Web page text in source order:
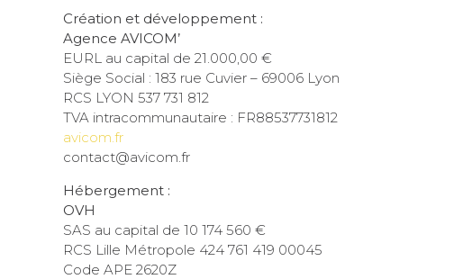
Création et développement :
Agence AVICOM’
EURL au capital de 21.000,00 €
Siège Social : 183 rue Cuvier – 69006 Lyon
RCS LYON 537 731 812
TVA intracommunautaire : FR88537731812
avicom.fr
contact@avicom.fr
Hébergement :
OVH
SAS au capital de 10 174 560 €
RCS Lille Métropole 424 761 419 00045
Code APE 2620Z